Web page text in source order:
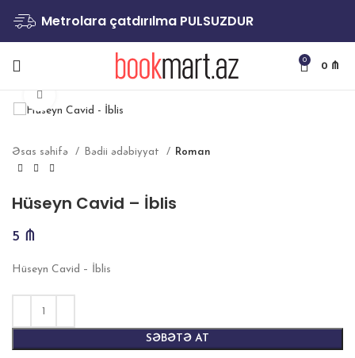
Metrolara çatdırılma PULSUZDUR
0
0 ₼
Əsas səhifə Bədii ədəbiyyat Roman
Hüseyn Cavid – İblis
5 ₼
Hüseyn Cavid – İblis
SƏBƏTƏ AT